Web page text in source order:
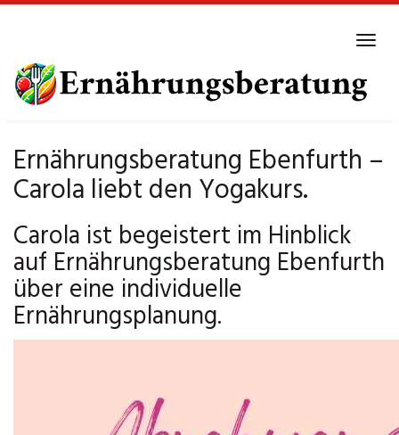
main
content
Ernährungsberatung Ebenfurth –
Carola liebt den Yogakurs.
Carola ist begeistert im Hinblick
auf Ernährungsberatung Ebenfurth
über eine individuelle
Ernährungsplanung.